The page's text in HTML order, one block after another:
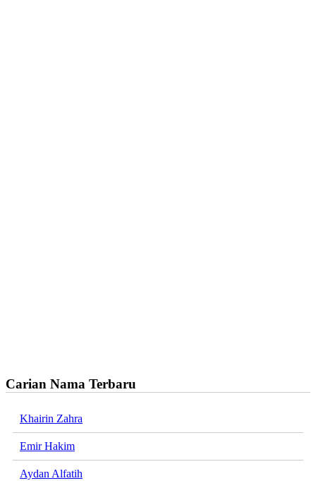
Carian Nama Terbaru
Khairin Zahra
Emir Hakim
Aydan Alfatih